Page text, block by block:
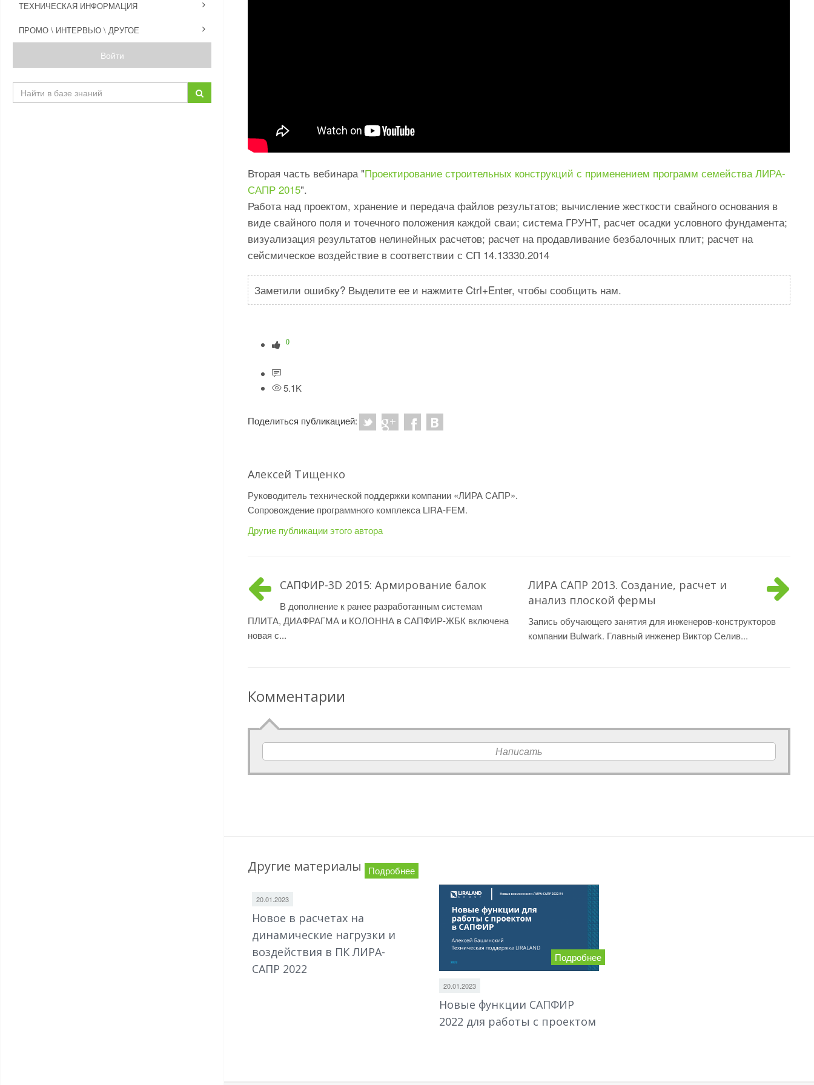
ТЕХНИЧЕСКАЯ ИНФОРМАЦИЯ
ПРОМО \ ИНТЕРВЬЮ \ ДРУГОЕ
Войти
Вторая часть вебинара "Проектирование строительных конструкций с применением программ семейства ЛИРА-
САПР 2015".
Работа над проектом, хранение и передача файлов результатов; вычисление жесткости свайного основания в
виде свайного поля и точечного положения каждой сваи; система ГРУНТ, расчет осадки условного фундамента;
визуализация результатов нелинейных расчетов; расчет на продавливание безбалочных плит; расчет на
сейсмическое воздействие в соответствии с СП 14.13330.2014
Заметили ошибку? Выделите ее и нажмите Ctrl+Enter, чтобы сообщить нам.
0
5.1K
Поделиться публикацией:
Алексей Тищенко
Руководитель технической поддержки компании «ЛИРА САПР».
Сопровождение программного комплекса LIRA-FEM.
Другие публикации этого автора
САПФИР-3D 2015: Армирование балок
В дополнение к ранее разработанным системам
ПЛИТА, ДИАФРАГМА и КОЛОННА в САПФИР-ЖБК включена
новая с...
ЛИРА САПР 2013. Создание, расчет и
анализ плоской фермы
Запись обучающего занятия для инженеров-конструкторов
компании Bulwark. Главный инженер Виктор Селив...
Комментарии
Написать
Другие материалы Подробнее
20.01.2023
Новое в расчетах на
динамические нагрузки и
воздействия в ПК ЛИРА-
САПР 2022
Подробнее
20.01.2023
Новые функции САПФИР
2022 для работы с проектом